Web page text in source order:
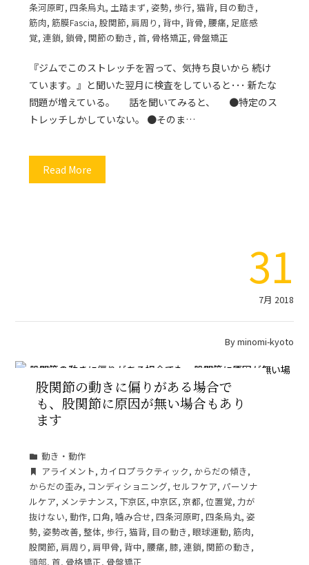
条河原町,四条烏丸, 土踏まず,姿勢, 歩行,猫背, 目の動き,
筋肉,筋膜Fascia,股関節,肩周り , 背中, 背骨,腰痛, 足底感
覚,連鎖,鎖骨,関節の動き,首, 骨格矯正, 骨盤矯正
『ジムでこのストレッチを習って、気持ち良いから 続け
ています。』と聞いた翌月に検査をしていると･･･ 新たな
問題が増えている。 話を聞いてみると、 ●特定のス
トレッチしかしていない。 ●そのま…
Read More
31
7月 2018
Byminomi-kyoto
股関節の動きに偏りがある場合で
も、股関節に原因が無い場合もあり
ます
動き・動作
アライメント, カイロプラクティック, からだの傾き,
からだの歪み, コンディショニング, セルフケア, パーソナ
ルケア, メンテナンス, 下京区,中京区,京都,位置覚, 力が
抜けない,動作, 口角,噛み合せ,四条河原町,四条烏丸,姿
勢,姿勢改善,整体, 歩行,猫背, 目の動き,眼球運動,筋肉,
股関節,肩周り ,肩甲骨, 背中,腰痛,膝,連鎖,関節の動き,
頭部,首, 骨格矯正, 骨盤矯正